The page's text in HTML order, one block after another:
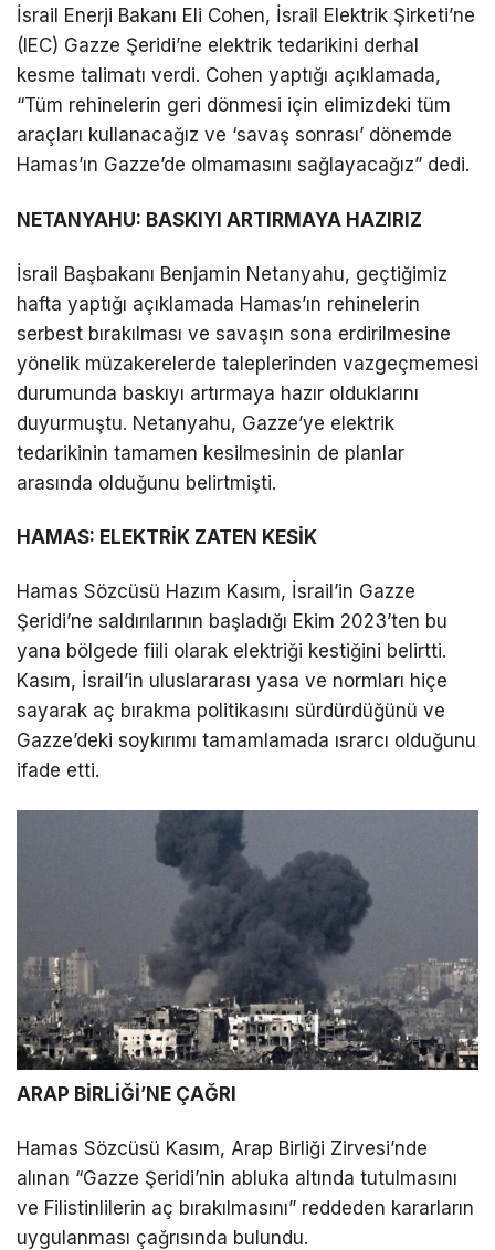
Instagram
Youtube
TikTok
LinkedIn
Telegram
İsrail Enerji Bakanı Eli Cohen, İsrail Elektrik Şirketi’ne
(IEC) Gazze Şeridi’ne elektrik tedarikini derhal
kesme talimatı verdi. Cohen yaptığı açıklamada,
“Tüm rehinelerin geri dönmesi için elimizdeki tüm
araçları kullanacağız ve ‘savaş sonrası’ dönemde
Hamas’ın Gazze’de olmamasını sağlayacağız” dedi.
NETANYAHU: BASKIYI ARTIRMAYA HAZIRIZ
İsrail Başbakanı Benjamin Netanyahu, geçtiğimiz
hafta yaptığı açıklamada Hamas’ın rehinelerin
serbest bırakılması ve savaşın sona erdirilmesine
yönelik müzakerelerde taleplerinden vazgeçmemesi
durumunda baskıyı artırmaya hazır olduklarını
duyurmuştu. Netanyahu, Gazze’ye elektrik
tedarikinin tamamen kesilmesinin de planlar
arasında olduğunu belirtmişti.
HAMAS: ELEKTRİK ZATEN KESİK
Hamas Sözcüsü Hazım Kasım, İsrail’in Gazze
Şeridi’ne saldırılarının başladığı Ekim 2023’ten bu
yana bölgede fiili olarak elektriği kestiğini belirtti.
Kasım, İsrail’in uluslararası yasa ve normları hiçe
sayarak aç bırakma politikasını sürdürdüğünü ve
Gazze’deki soykırımı tamamlamada ısrarcı olduğunu
ifade etti.
ARAP BİRLİĞİ’NE ÇAĞRI
Hamas Sözcüsü Kasım, Arap Birliği Zirvesi’nde
alınan “Gazze Şeridi’nin abluka altında tutulmasını
ve Filistinlilerin aç bırakılmasını” reddeden kararların
uygulanması çağrısında bulundu.